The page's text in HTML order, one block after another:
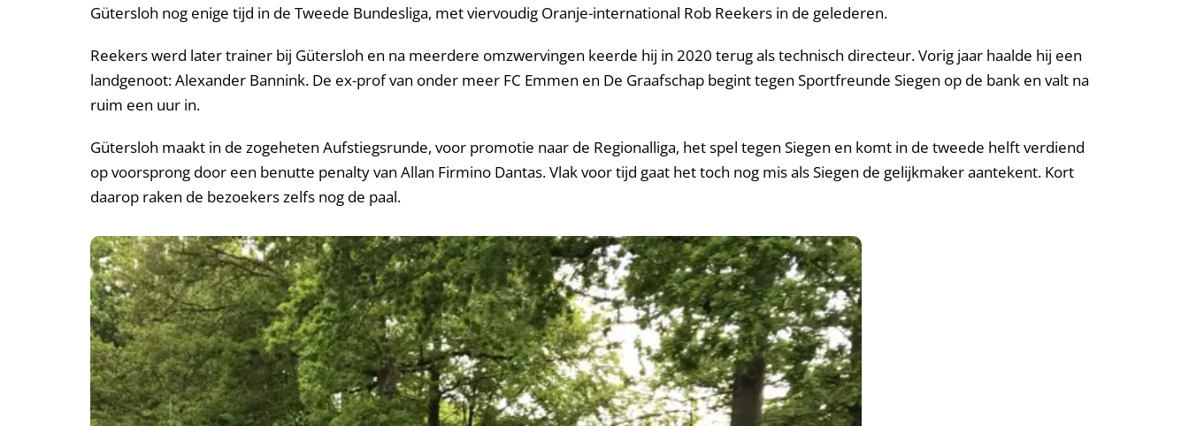
Gütersloh nog enige tijd in de Tweede Bundesliga, met viervoudig Oranje-international Rob Reekers in de gelederen.
Reekers werd later trainer bij Gütersloh en na meerdere omzwervingen keerde hij in 2020 terug als technisch directeur. Vorig jaar haalde hij een
landgenoot: Alexander Bannink. De ex-prof van onder meer FC Emmen en De Graafschap begint tegen Sportfreunde Siegen op de bank en valt na
ruim een uur in.
Gütersloh maakt in de zogeheten Aufstiegsrunde, voor promotie naar de Regionalliga, het spel tegen Siegen en komt in de tweede helft verdiend
op voorsprong door een benutte penalty van Allan Firmino Dantas. Vlak voor tijd gaat het toch nog mis als Siegen de gelijkmaker aantekent. Kort
daarop raken de bezoekers zelfs nog de paal.